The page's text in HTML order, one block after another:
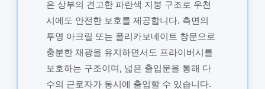
은 상부의 견고한 파란색 지붕 구조로 우천
시에도 안전한 보호를 제공합니다. 측면의
투명 아크릴 또는 폴리카보네이트 창문으로
충분한 채광을 유지하면서도 프라이버시를
보호하는 구조이며, 넓은 출입문을 통해 다
수의 근로자가 동시에 출입할 수 있습니다.